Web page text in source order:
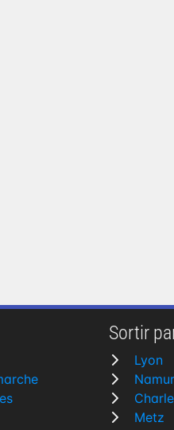
Sortir
Lyon
Namur
Metz